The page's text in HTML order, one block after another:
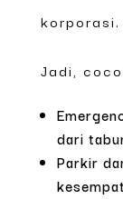
korporasi.
Jadi,
dari
Parkir